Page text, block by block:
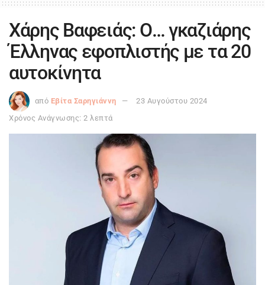
Χάρης Βαφειάς: Ο… γκαζιάρης
Έλληνας εφοπλιστής με τα 20
αυτοκίνητα
από Εβίτα Σαρηγιάννη
23 Αυγούστου 2024
Χρόνος Ανάγνωσης: 2 λεπτά